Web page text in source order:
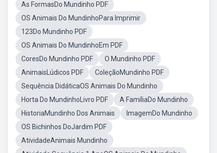
As FormasDo Mundinho PDF
OS Animais Do MundinhoPara Imprimir
123Do Mundinho PDF
OS Animais Do MundinhoEm PDF
CoresDo Mundinho PDF
O Mundinho PDF
AnimaisLúdicos PDF
ColeçãoMundinho PDF
Sequência DidáticaOS Animais Do Mundinho
Horta Do MundinhoLivro PDF
A FamíliaDo Mundinho
HistoriaMundinho Dos Animais
ImagemDo Mundinho
OS Bichinhos DoJardim PDF
AtividadeAnimais Mundinho